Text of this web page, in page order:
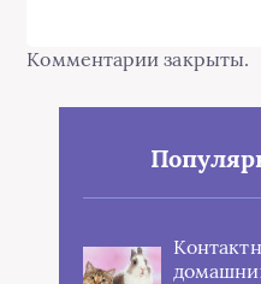
Комментарии закрыты.